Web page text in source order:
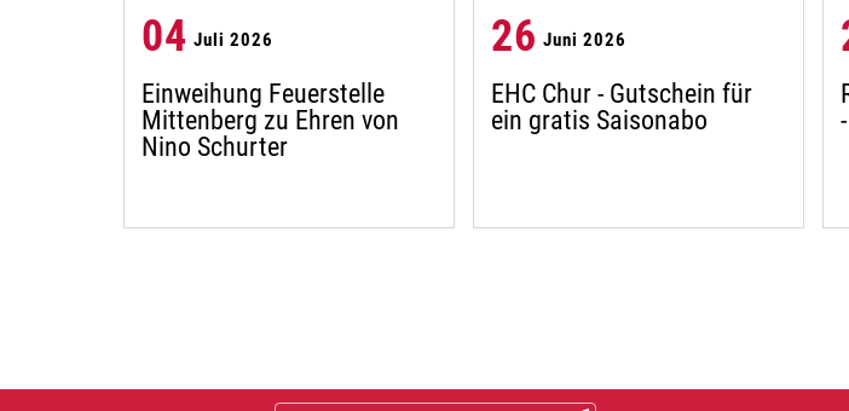
04 Juli 2026
Einweihung Feuerstelle
Mittenberg zu Ehren von
Nino Schurter
26 Juni 2026
EHC Chur - Gutschein für
ein gratis Saisonabo